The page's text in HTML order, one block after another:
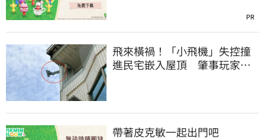
PR
飛來橫禍！「小飛機」失控撞
進民宅嵌入屋頂 肇事玩家疑
帶著皮克敏一起出門吧